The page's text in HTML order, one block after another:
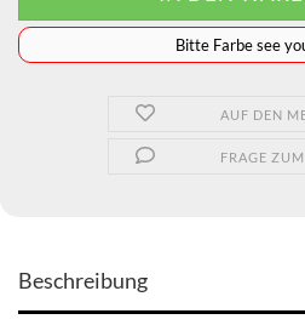
️️️️️Bitte Farbe see
AUF DEN
FRAGE
Beschreibung